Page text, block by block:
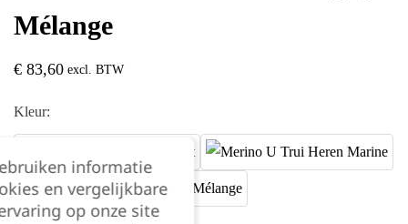
Mélange
€ 83,60 excl. BTW
Kleur:
informatie
en vergelijkbare
op onze site